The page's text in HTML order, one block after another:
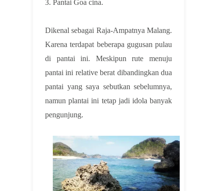
3. Pantai Goa cina.
Dikenal sebagai Raja-Ampatnya Malang.
Karena terdapat beberapa gugusan pulau
di pantai ini. Meskipun rute menuju
pantai ini relative berat dibandingkan dua
pantai yang saya sebutkan sebelumnya,
namun plantai ini tetap jadi idola banyak
pengunjung.